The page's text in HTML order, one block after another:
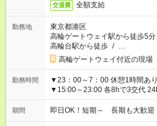
交通費 全額支給
勤務地
東京都港区
高輪ゲートウェイ駅から徒歩5分
高輪台駅から徒歩 / …
高輪ゲートウェイ付近の現場
勤務時間
▼23：00～7：00 休憩1時間あり その他シフト ▼7：00～15:00
▼15:00～23:00 各8hで3交代 24h・365日稼働しているので好き
なシフトで働ける！
期間 即日OK！短期～ 長期も大歓迎